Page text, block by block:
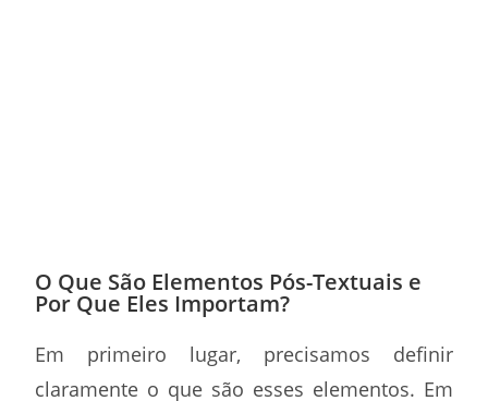
O Que São Elementos Pós-Textuais e
Por Que Eles Importam?
Em primeiro lugar, precisamos definir
claramente o que são esses elementos. Em